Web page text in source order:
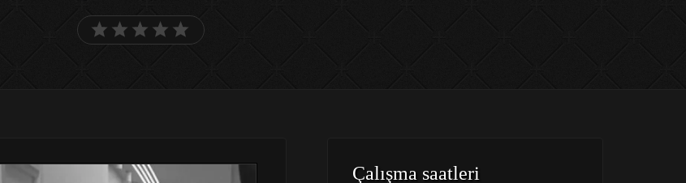
Çalışma saatleri